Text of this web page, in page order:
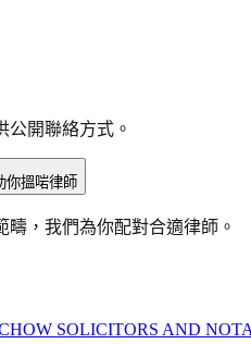
公開聯絡方式。
你搵啱律師
疇，我們為你配對合適律師。
SOLICITORS AND